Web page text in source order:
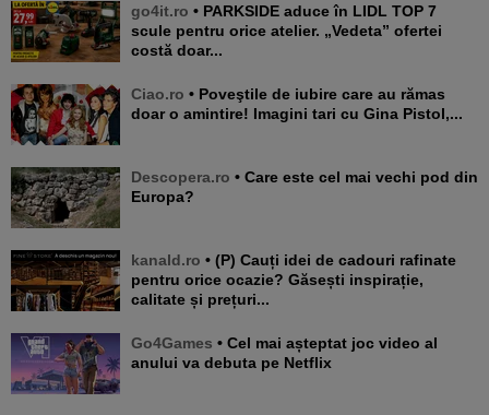
go4it.ro • PARKSIDE aduce în LIDL TOP 7
scule pentru orice atelier. „Vedeta” ofertei
costă doar...
Ciao.ro • Poveştile de iubire care au rămas
doar o amintire! Imagini tari cu Gina Pistol,...
Descopera.ro • Care este cel mai vechi pod din
Europa?
kanald.ro • (P) Cauți idei de cadouri rafinate
pentru orice ocazie? Găsești inspirație,
calitate și prețuri...
Go4Games • Cel mai așteptat joc video al
anului va debuta pe Netflix